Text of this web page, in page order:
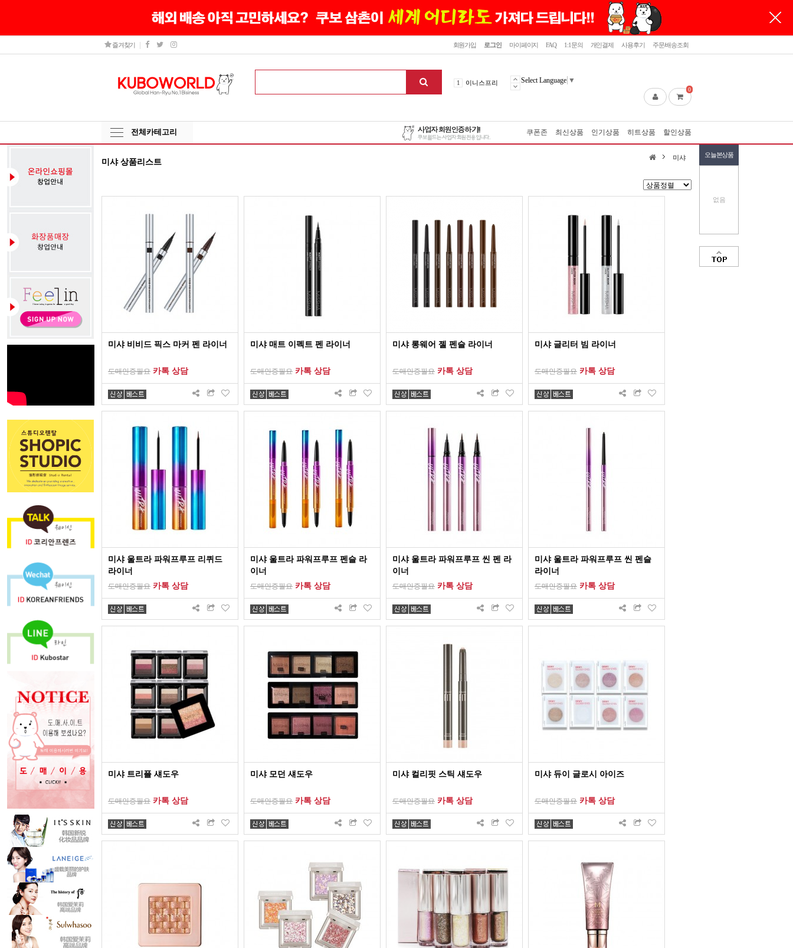
닫기
회원가입 로그인 마이페이지 FAQ 1:1문의 개인결제 사용후기 주문/배송조회
즐겨찾기
2 설화수
5 라네즈
6 헤라
1 이니스프리
Select Language ▼
0
전체카테고리 쿠폰존 최신상품 인기상품 히트상품 할인상품
미샤 상품리스트
오늘본상품
없음
맨위로
미샤
미샤 비비드 픽스 마커 펜 라이너
도매인증필요 카톡 상담
미샤 매트 이펙트 펜 라이너
도매인증필요 카톡 상담
미샤 롱웨어 젤 펜슬 라이너
도매인증필요 카톡 상담
미샤 글리터 빔 라이너
도매인증필요 카톡 상담
미샤 울트라 파워프루프 리퀴드
라이너
도매인증필요 카톡 상담
미샤 울트라 파워프루프 펜슬 라
이너
도매인증필요 카톡 상담
미샤 울트라 파워프루프 씬 펜 라
이너
도매인증필요 카톡 상담
미샤 울트라 파워프루프 씬 펜슬
라이너
도매인증필요 카톡 상담
미샤 트리플 섀도우
도매인증필요 카톡 상담
미샤 모던 섀도우
도매인증필요 카톡 상담
미샤 컬리핏 스틱 섀도우
도매인증필요 카톡 상담
미샤 듀이 글로시 아이즈
도매인증필요 카톡 상담